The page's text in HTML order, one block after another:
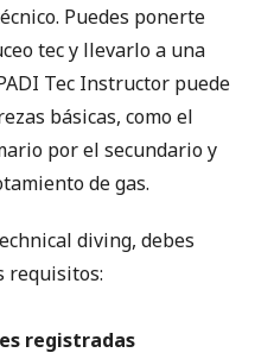
Puedes ponerte
tecy llevarlo a una
Tec Instructor puede
básicas, como el
por el secundario y
de gas.
diving, debes
requisitos:
registradas